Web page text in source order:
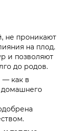
не проникают
на плод.
и позволяют
до родов.
— как в
домашнего